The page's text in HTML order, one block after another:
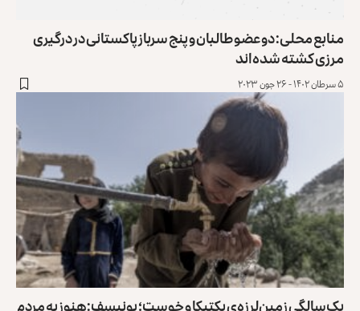
منابع محلی: دو عضو طالبان و پنج سرباز پاکستانی در درگیری
مرزی کشته شده‌اند
۵ سرطان ۱۴۰۲ - ۲۶ جون ۲۰۲۳